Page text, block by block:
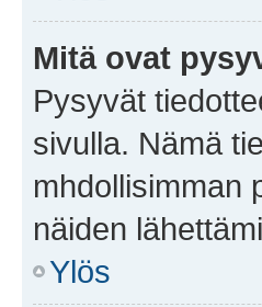
Mitä ovat
Pysyvät
sivulla. Nämä
mhdollisimman
näiden
Ylös